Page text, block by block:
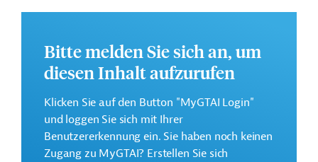
und leistungsfähige Stromversorgung langfristig
gewährleisten zu können.
Entwicklungsprojekt finden Sie auf der Webseite der
.
GTAI informiert über dieIDB: Schwerpunkte, Regularien
Bitte melden Sie sich an, um
diesen Inhalt aufzurufen
Klicken Sie auf den Button "MyGTAI Login"
und loggen Sie sich mit Ihrer
Benutzererkennung ein. Sie haben noch keinen
Zugang zu MyGTAI? Erstellen Sie sich